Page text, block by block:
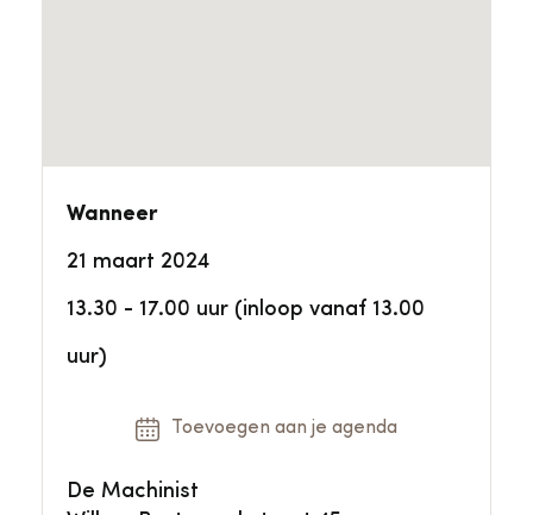
Wanneer
21 maart 2024
13.30 - 17.00 uur (inloop vanaf 13.00
uur)
Toevoegen aan je agenda
De Machinist